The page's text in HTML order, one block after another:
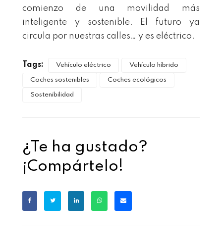
comienzo de una movilidad más
inteligente y sostenible. El futuro ya
circula por nuestras calles… y es eléctrico.
Tags: Vehículo eléctrico Vehículo híbrido
Coches sostenibles Coches ecológicos
Sostenibilidad
¿Te ha gustado?
¡Compártelo!